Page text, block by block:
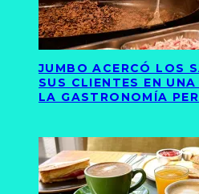
JUMBO ACERCÓ LOS
SUS CLIENTES EN
LA GASTRONOMÍA